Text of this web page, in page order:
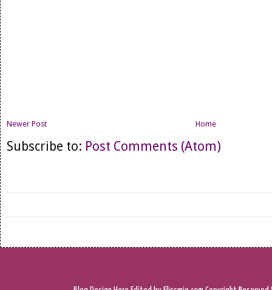
Newer Post Home
Subscribe to: Post Comments (Atom)